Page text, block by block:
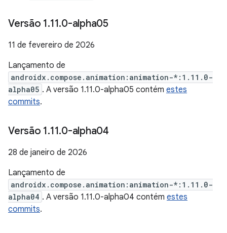
Versão 1.11.0-alpha05
11 de fevereiro de 2026
Lançamento de
androidx.compose.animation:animation-*:1.11.0-
alpha05 . A versão 1.11.0-alpha05 contém estes
commits.
Versão 1.11.0-alpha04
28 de janeiro de 2026
Lançamento de
androidx.compose.animation:animation-*:1.11.0-
alpha04 . A versão 1.11.0-alpha04 contém estes
commits.